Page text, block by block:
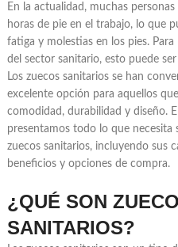
En la actualidad, muchas personas
horas de pie en el trabajo, lo que
fatiga y molestias en los pies. Para
del sector sanitario, esto puede
Los zuecos sanitarios se han
excelente opción para aquellos
comodidad, durabilidad y diseño.
presentamos todo lo que necesita
zuecos sanitarios, incluyendo sus
beneficios y opciones de compra.
¿QUÉ SON
SANITARIOS?